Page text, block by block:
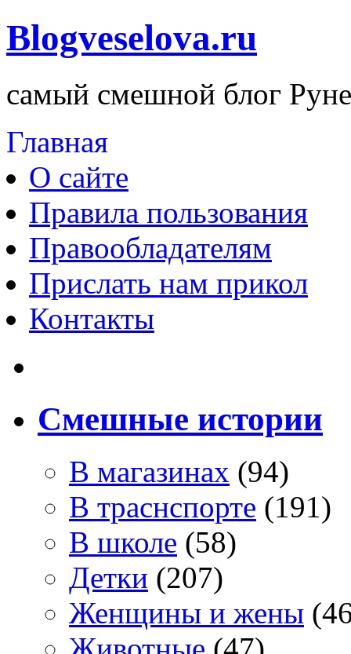
Blogveselova.ru
самый смешной блог
Главная
О сайте
Правила пользования
Правообладателям
Прислать нам прикол
Контакты
Смешные истории
В магазинах (94)
В траснспорте (191)
В школе (58)
Детки (207)
Женщины и жены